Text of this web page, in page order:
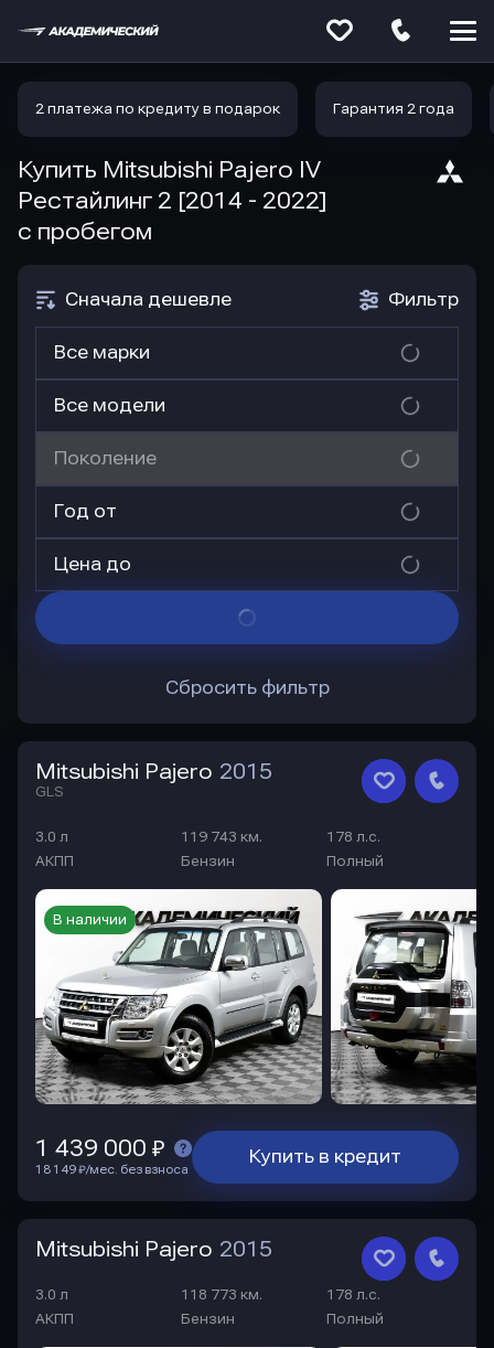
2 платежа по кредиту в подарок Гарантия 2 года
Купить Mitsubishi Pajero IV
Рестайлинг 2 [2014 - 2022]
с пробегом
Фильтр
Сначала дешевле
Все марки
Все модели
Поколение
Год от
Цена до
Сбросить фильтр
Mitsubishi Pajero 2015
GLS
3.0 л 119 743 км.
178 л.с.
АКПП
Бензин Полный
В наличии
Купить в кредит
1 439 000 ₽
18 149 ₽/мес. без взноса
Mitsubishi Pajero 2015
3.0 л 118 773 км.
178 л.с.
АКПП
Бензин Полный